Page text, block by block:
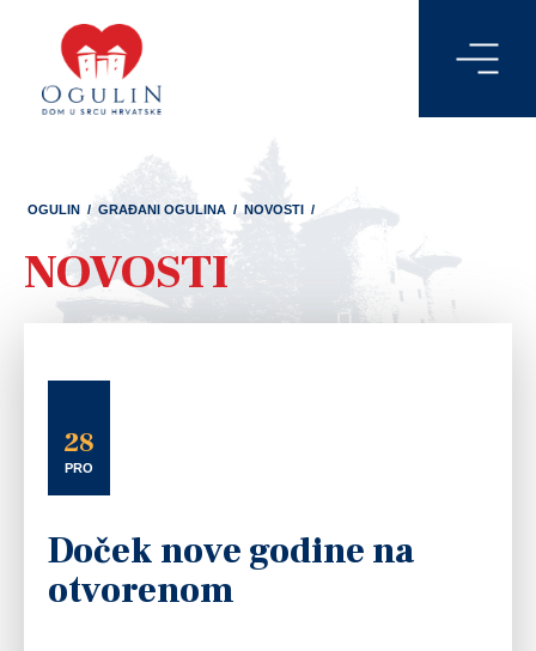
OGULIN / GRAĐANI OGULINA / NOVOSTI /
NOVOSTI
28
PRO
Doček nove godine na
otvorenom